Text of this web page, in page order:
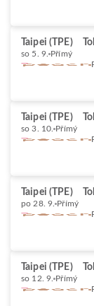
Taipei (TPE)
so 5. 9. Přímý
Taipei (TPE)
so 3. 10. Přímý
Taipei (TPE)
po 28. 9. Přímý
Taipei (TPE)
so 12. 9. Přímý